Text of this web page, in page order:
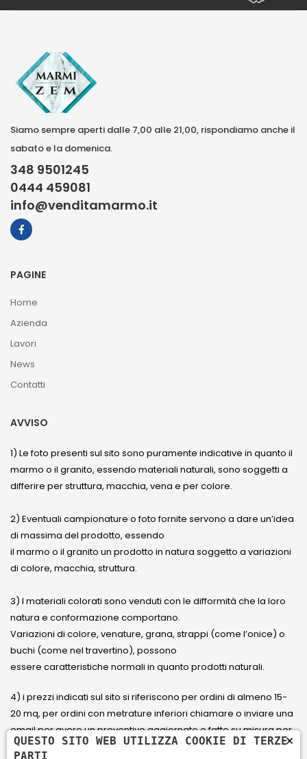
Siamo sempre aperti dalle 7,00 alle 21,00, rispondiamo anche il
sabato e la domenica.
348 9501245
0444 459081
info@venditamarmo.it
PAGINE
Home
Azienda
Lavori
News
Contatti
AVVISO
1) Le foto presenti sul sito sono puramente indicative in quanto il
marmo o il granito, essendo materiali naturali, sono soggetti a
differire per struttura, macchia, vena e per colore.
2) Eventuali campionature o foto fornite servono a dare un’idea
di massima del prodotto, essendo
il marmo o il granito un prodotto in natura soggetto a variazioni
di colore, macchia, struttura.
3) I materiali colorati sono venduti con le difformità che la loro
natura e conformazione comportano.
Variazioni di colore, venature, grana, strappi (come l’onice) o
buchi (come nel travertino), possono
essere caratteristiche normali in quanto prodotti naturali.
4) i prezzi indicati sul sito si riferiscono per ordini di almeno 15-
20 mq, per ordini con metrature inferiori chiamare o inviare una
email per avere un preventivo aggiornato e fatto su misura per
il cliente.
×
QUESTO SITO WEB UTILIZZA COOKIE DI TERZE
PARTI